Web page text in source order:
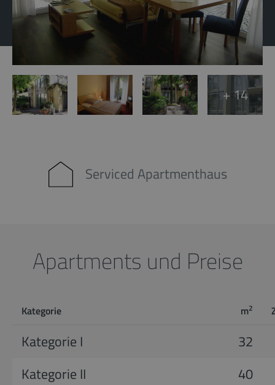
+ 14
Serviced Apartmenthaus
Apartments und Preise
Kategorie m2
Kategorie I
32
Kategorie II
40